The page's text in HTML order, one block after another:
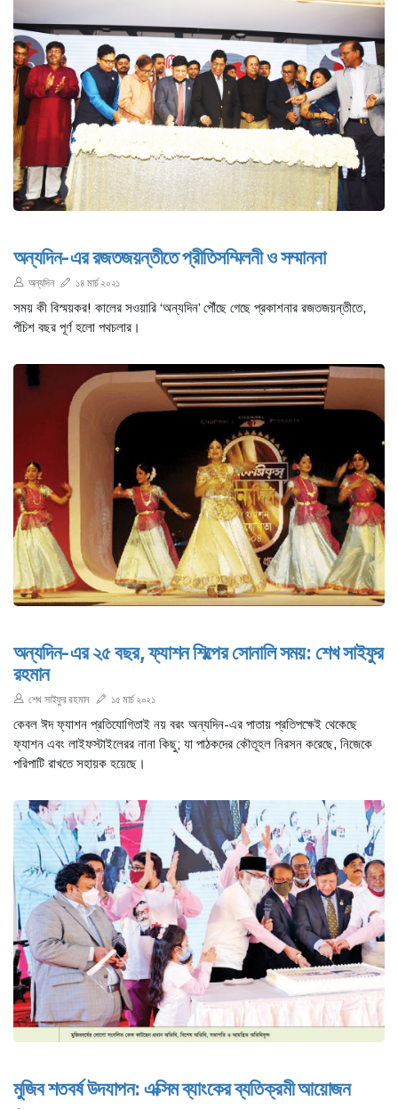
অন্যদিন-এর রজতজয়ন্তীতে প্রীতিসম্মিলনী ও সম্মাননা
অন্যদিন ১৪ মার্চ ২০২১
সময় কী বিস্ময়কর! কালের সওয়ারি ‘অন্যদিন’ পৌঁছে গেছে প্রকাশনার রজতজয়ন্তীতে,
পঁচিশ বছর পূর্ণ হলো পথচলার।
অন্যদিন-এর ২৫ বছর, ফ্যাশন শিল্পের সোনালি সময়: শেখ সাইফুর
রহমান
শেখ সাইফুর রহমান ১৫ মার্চ ২০২১
কেবল ঈদ ফ্যাশন প্রতিযোগিতাই নয় বরং অন্যদিন-এর পাতায় প্রতিপক্ষেই থেকেছে
ফ্যাশন এবং লাইফস্টাইলেরর নানা কিছু; যা পাঠকদের কৌতূহল নিরসন করেছে, নিজেকে
পরিপাটি রাখতে সহায়ক হয়েছে।
মুজিব শতবর্ষ উদযাপন: এক্সিম ব্যাংকের ব্যতিক্রমী আয়োজন